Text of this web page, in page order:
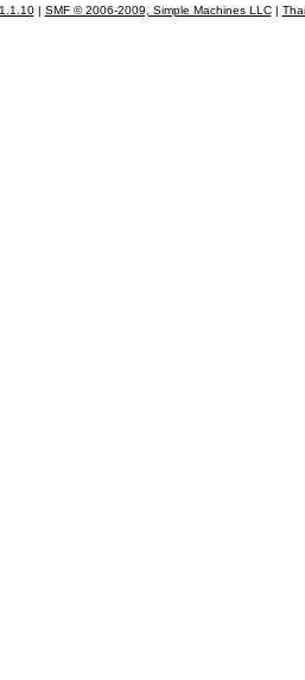
| SMF © 2006-2009, Simple Machines LLC|